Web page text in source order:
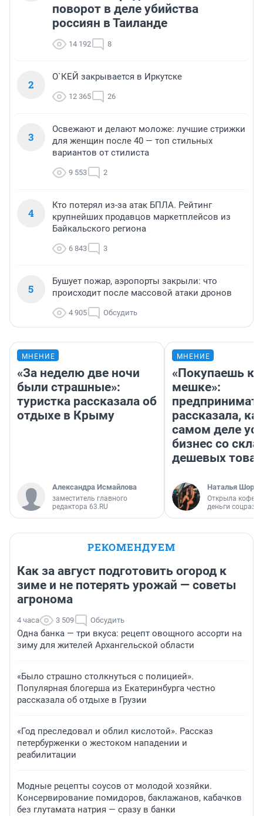
поворот в деле убийства
россиян в Таиланде
14 192 8
2
О`КЕЙ закрывается в Иркутске
12 365 26
3
Освежают и делают моложе: лучшие стрижки
для женщин после 40 — топ стильных
вариантов от стилиста
9 553 2
4
Кто потерял из-за атак БПЛА. Рейтинг
крупнейших продавцов маркетплейсов из
Байкальского региона
6 843 3
5
Бушует пожар, аэропорты закрыли: что
происходит после массовой атаки дронов
4 905 Обсудить
МНЕНИЕ
«За неделю две ночи
были страшные»:
туристка рассказала об
отдыхе в Крыму
Александра Исмайлова
заместитель главного
редактора 63.RU
МНЕНИЕ
«Покупаешь
мешке»:
рассказала,
самом деле
бизнес со
дешевых
Наталья
Открыла
деньги
РЕКОМЕНДУЕМ
Как за август подготовить огород к
зиме и не потерять урожай — советы
агронома
4 часа 3 509 Обсудить
Одна банка — три вкуса: рецепт овощного ассорти на
зиму для жителей Архангельской области
«Было страшно столкнуться с полицией».
Популярная блогерша из Екатеринбурга честно
рассказала об отдыхе в Грузии
«Год преследовал и облил кислотой». Рассказ
петербурженки о жестоком нападении и
реабилитации
Модные рецепты соусов от молодой хозяйки.
Консервирование помидоров, баклажанов, кабачков
без глутамата натрия — сразу в банки